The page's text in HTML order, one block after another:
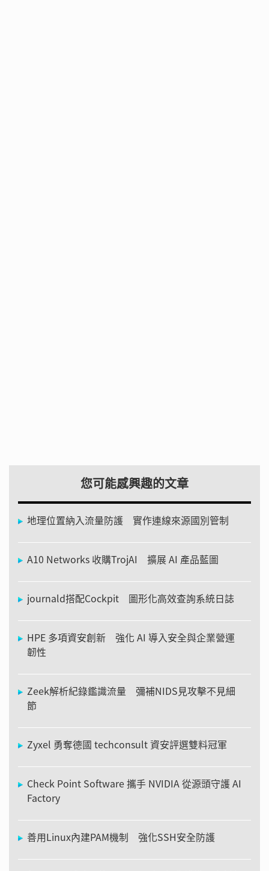
您可能感興趣的文章
地理位置納入流量防護 實作連線來源國別管制
A10 Networks 收購TrojAI 擴展 AI 產品藍圖
journald搭配Cockpit 圖形化高效查詢系統日誌
HPE 多項資安創新 強化 AI 導入安全與企業營運
韌性
Zeek解析紀錄鑑識流量 彌補NIDS見攻擊不見細
節
Zyxel 勇奪德國 techconsult 資安評選雙料冠軍
Check Point Software 攜手 NVIDIA 從源頭守護 AI
Factory
善用Linux內建PAM機制 強化SSH安全防護